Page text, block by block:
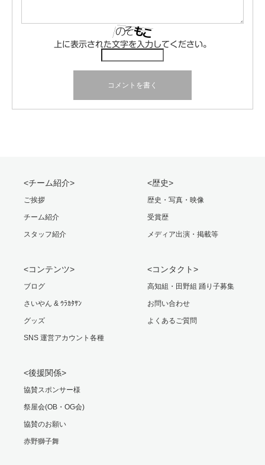
上に表示された文字を入力してください。
<チーム紹介>
ご挨拶
チーム紹介
スタッフ紹介
<歴史>
歴史・写真・映像
受賞歴
メディア出演・掲載等
<コンテンツ>
ブログ
さいやん & ｳﾗｶﾀｻﾝ
グッズ
SNS 運営アカウント各種
<コンタクト>
高知組・田野組 踊り子募集
お問い合わせ
よくあるご質問
<後援関係>
協賛スポンサー様
祭屋会(OB・OG会)
協賛のお願い
赤野獅子舞